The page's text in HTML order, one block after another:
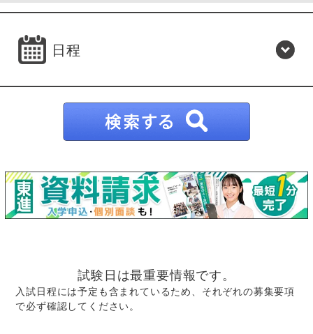
日程
試験日は最重要情報です。
入試日程には予定も含まれているため、それぞれの募集要項
で必ず確認してください。